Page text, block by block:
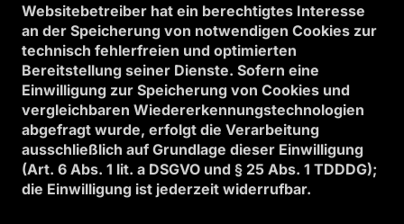
Websitebetreiber hat ein berechtigtes Interesse
an der Speicherung von notwendigen Cookies zur
technisch fehlerfreien und optimierten
Bereitstellung seiner Dienste. Sofern eine
Einwilligung zur Speicherung von Cookies und
vergleichbaren Wiedererkennungstechnologien
abgefragt wurde, erfolgt die Verarbeitung
ausschließlich auf Grundlage dieser Einwilligung
(Art. 6 Abs. 1 lit. a DSGVO und § 25 Abs. 1 TDDDG);
die Einwilligung ist jederzeit widerrufbar.